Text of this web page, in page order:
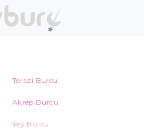
Terazi Burcu
Akrep Burcu
Yay Burcu